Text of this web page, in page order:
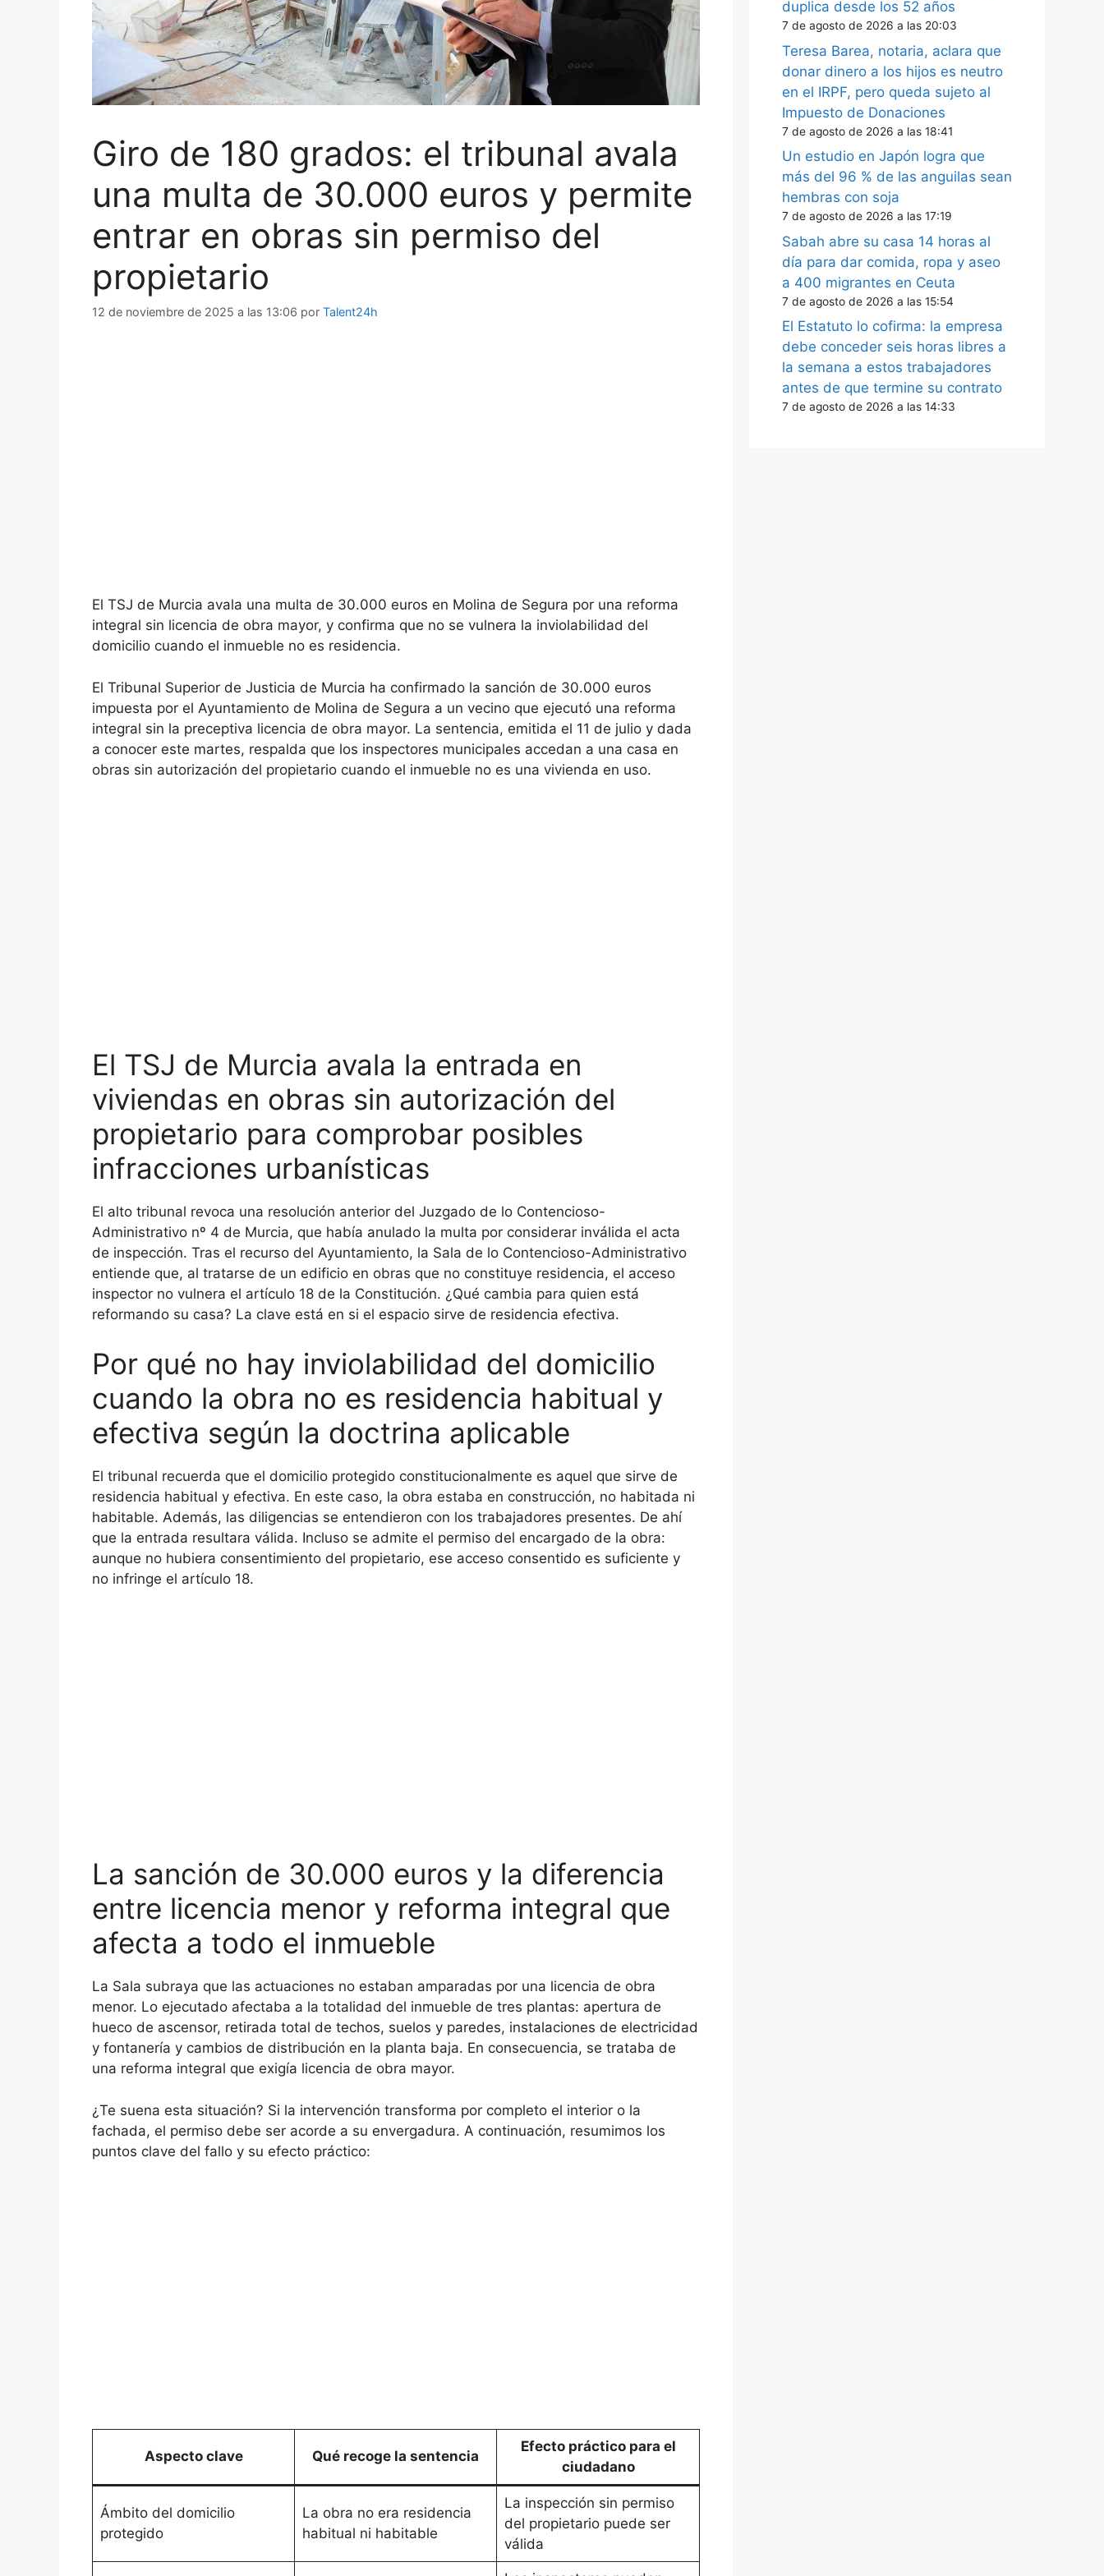
Giro de 180 grados: el tribunal avala
una multa de 30.000 euros y permite
entrar en obras sin permiso del
propietario
12 de noviembre de 2025 a las 13:06 por Talent24h
El TSJ de Murcia avala una multa de 30.000 euros en Molina de Segura por una reforma
integral sin licencia de obra mayor, y confirma que no se vulnera la inviolabilidad del
domicilio cuando el inmueble no es residencia.
El Tribunal Superior de Justicia de Murcia ha confirmado la sanción de 30.000 euros
impuesta por el Ayuntamiento de Molina de Segura a un vecino que ejecutó una reforma
integral sin la preceptiva licencia de obra mayor. La sentencia, emitida el 11 de julio y dada
a conocer este martes, respalda que los inspectores municipales accedan a una casa en
obras sin autorización del propietario cuando el inmueble no es una vivienda en uso.
El TSJ de Murcia avala la entrada en
viviendas en obras sin autorización del
propietario para comprobar posibles
infracciones urbanísticas
El alto tribunal revoca una resolución anterior del Juzgado de lo Contencioso-
Administrativo nº 4 de Murcia, que había anulado la multa por considerar inválida el acta
de inspección. Tras el recurso del Ayuntamiento, la Sala de lo Contencioso-Administrativo
entiende que, al tratarse de un edificio en obras que no constituye residencia, el acceso
inspector no vulnera el artículo 18 de la Constitución. ¿Qué cambia para quien está
reformando su casa? La clave está en si el espacio sirve de residencia efectiva.
Por qué no hay inviolabilidad del domicilio
cuando la obra no es residencia habitual y
efectiva según la doctrina aplicable
El tribunal recuerda que el domicilio protegido constitucionalmente es aquel que sirve de
residencia habitual y efectiva. En este caso, la obra estaba en construcción, no habitada ni
habitable. Además, las diligencias se entendieron con los trabajadores presentes. De ahí
que la entrada resultara válida. Incluso se admite el permiso del encargado de la obra:
aunque no hubiera consentimiento del propietario, ese acceso consentido es suficiente y
no infringe el artículo 18.
La sanción de 30.000 euros y la diferencia
entre licencia menor y reforma integral que
afecta a todo el inmueble
La Sala subraya que las actuaciones no estaban amparadas por una licencia de obra
menor. Lo ejecutado afectaba a la totalidad del inmueble de tres plantas: apertura de
hueco de ascensor, retirada total de techos, suelos y paredes, instalaciones de electricidad
y fontanería y cambios de distribución en la planta baja. En consecuencia, se trataba de
una reforma integral que exigía licencia de obra mayor.
¿Te suena esta situación? Si la intervención transforma por completo el interior o la
fachada, el permiso debe ser acorde a su envergadura. A continuación, resumimos los
puntos clave del fallo y su efecto práctico:
Aspecto clave Qué recoge la sentencia
Efecto práctico para el
ciudadano
Ámbito del domicilio
protegido
La obra no era residencia
habitual ni habitable
La inspección sin permiso
del propietario puede ser
válida
duplica desde los 52 años
7 de agosto de 2026 a las 20:03
Teresa Barea, notaria, aclara que
donar dinero a los hijos es neutro
en el IRPF, pero queda sujeto al
Impuesto de Donaciones
7 de agosto de 2026 a las 18:41
Un estudio en Japón logra que
más del 96 % de las anguilas sean
hembras con soja
7 de agosto de 2026 a las 17:19
Sabah abre su casa 14 horas al
día para dar comida, ropa y aseo
a 400 migrantes en Ceuta
7 de agosto de 2026 a las 15:54
El Estatuto lo cofirma: la empresa
debe conceder seis horas libres a
la semana a estos trabajadores
antes de que termine su contrato
7 de agosto de 2026 a las 14:33